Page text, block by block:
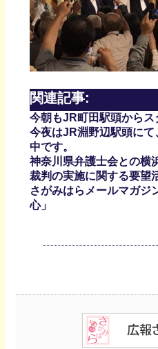
関連記事:
今朝もJR町田駅頭からス
今夜はJR淵野辺駅頭に
中です。
神奈川県弁護士会との横
裁判の実施に関する要望
さがみはらメールマガジ
心」